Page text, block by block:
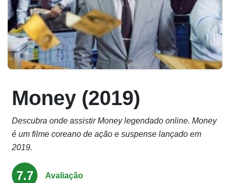
0,0
of
5
Money (2019)
Descubra onde assistir Money legendado online. Money
é um filme coreano de ação e suspense lançado em
2019.
7.7 Avaliação